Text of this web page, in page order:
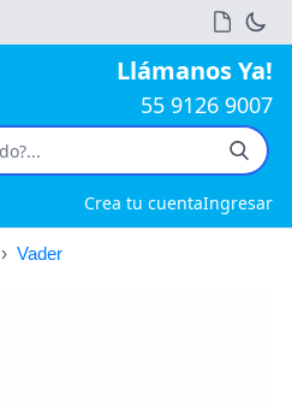
Llámanos Ya!
55 9126 9007
Crea tu cuentaIngresar
› Vader